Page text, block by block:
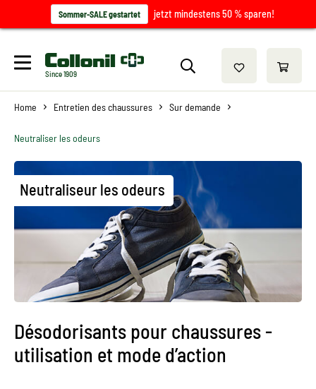
Sommer-SALE gestartet jetzt mindestens 50 % sparen!
Since 1909
Home Entretien des chaussures Sur demande
Neutraliser les odeurs
Neutraliseur les odeurs
Désodorisants pour chaussures -
utilisation et mode d’action